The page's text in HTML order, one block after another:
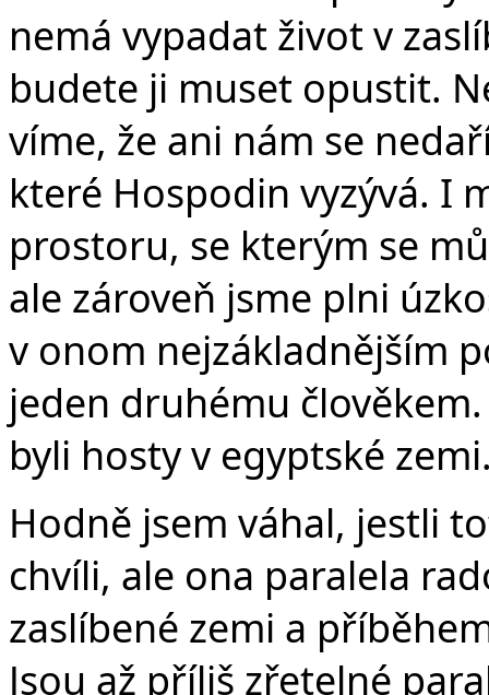
nemá vypadat život v
budete ji muset opustit.
víme, že ani nám se
které Hospodin vyzývá. I
prostoru, se kterým se
ale zároveň jsme plni
v onom nejzákladnějším
jeden druhému
byli hosty v egyptské
Hodně jsem váhal, jestli
chvíli, ale ona paralela
zaslíbené zemi a
Jsou až příliš zřetelné